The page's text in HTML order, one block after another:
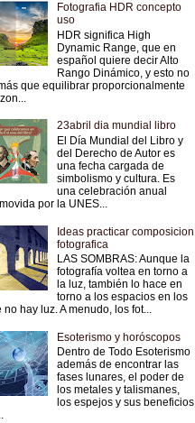
Fotografia HDR concepto
uso
HDR significa High
Dynamic Range, que en
español quiere decir Alto
Rango Dinámico, y esto no
que equilibrar proporcionalmente
23abril dia mundial libro
El Día Mundial del Libro y
del Derecho de Autor es
una fecha cargada de
simbolismo y cultura. Es
una celebración anual
por la UNES...
Ideas practicar composicion
fotografica
LAS SOMBRAS: Aunque la
fotografía voltea en torno a
la luz, también lo hace en
torno a los espacios en los
no hay luz. A menudo, los fot...
Esoterismo y horóscopos
Dentro de Todo Esoterismo
además de encontrar las
fases lunares, el poder de
los metales y talismanes,
los espejos y sus beneficios